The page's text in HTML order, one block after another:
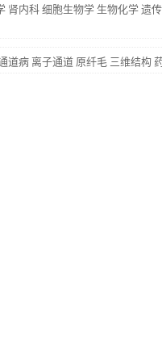
肾内科细胞生物学 生物化学遗
道病 离子通道 原纤毛 三维结构